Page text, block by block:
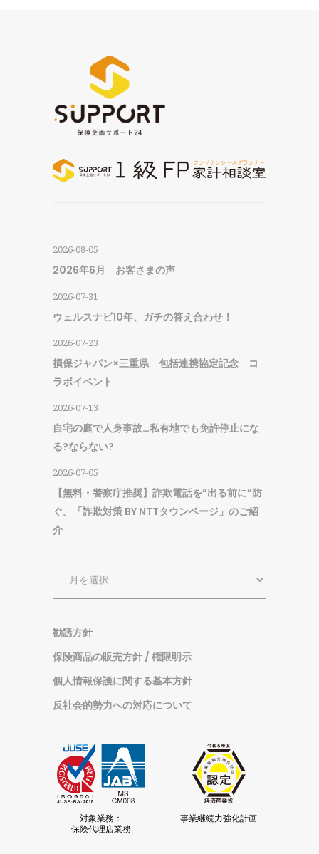
2026-08-05
2026年6月 お客さまの声
2026-07-31
ウェルスナビ10年、ガチの答え合わせ！
2026-07-23
損保ジャパン×三重県 包括連携協定記念 コ
ラボイベント
2026-07-13
自宅の庭で人身事故…私有地でも免許停止にな
る?ならない?
2026-07-05
【無料・警察庁推奨】詐欺電話を”出る前に”防
ぐ。「詐欺対策 BY NTTタウンページ」のご紹
介
イ
勧誘方針
保険商品の販売方針 / 権限明示
個人情報保護に関する基本方針
反社会的勢力への対応について
対象業務：
保険代理店業務
事業継続力強化計画